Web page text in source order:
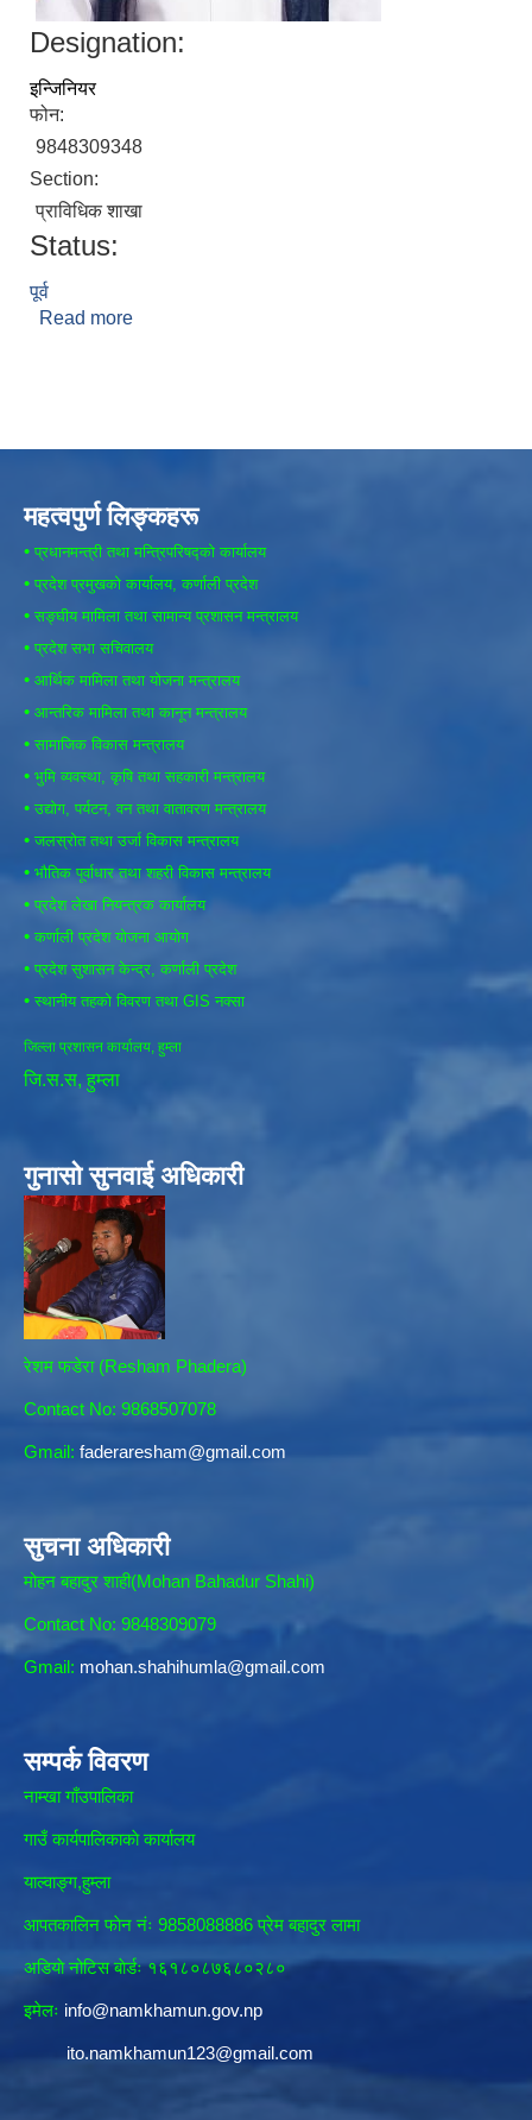
Designation:
इन्जिनियर
फोन:
9848309348
Section:
प्राविधिक शाखा
Status:
पूर्व
Read more
महत्वपुर्ण लिङ्कहरू
• प्रधानमन्त्री तथा मन्त्रिपरिषद्को कार्यालय
• प्रदेश प्रमुखको कार्यालय, कर्णाली प्रदेश
• सङ्घीय मामिला तथा सामान्य प्रशासन मन्त्रालय
• प्रदेश सभा सचिवालय
• आर्थिक मामिला तथा योजना मन्त्रालय
• आन्तरिक मामिला तथा कानून मन्त्रालय
• सामाजिक विकास मन्त्रालय
• भुमि व्यवस्था, कृषि तथा सहकारी मन्त्रालय
• उद्योग, पर्यटन, वन तथा वातावरण मन्त्रालय
• जलस्रोत तथा उर्जा विकास मन्त्रालय
• भौतिक पूर्वाधार तथा शहरी विकास मन्त्रालय
• प्रदेश लेखा नियन्त्रक कार्यालय
• कर्णाली प्रदेश योजना आयोग
• प्रदेश सुशासन केन्द्र, कर्णाली प्रदेश
• स्थानीय तहको विवरण तथा GIS नक्सा
जिल्ला प्रशासन कार्यालय, हुम्ला
जि.स.स, हुम्ला
गुनासो सुनवाई अधिकारी
रेशम फडेरा (Resham Phadera)
Contact No: 9868507078
Gmail: faderaresham@gmail.com
सुचना अधिकारी
मोहन बहादुर शाही(Mohan Bahadur Shahi)
Contact No: 9848309079
Gmail: mohan.shahihumla@gmail.com
सम्पर्क विवरण
नाम्खा गाँउपालिका
गाउँ कार्यपालिकाकाे कार्यालय
याल्वाङ्ग,हुम्ला
आपतकालिन फाेन नंः 9858088886 प्रेम बहादुर लामा
अडियाे नोटिस बाेर्डः १६१८०८७६८०२८०
इमेलः info@namkhamun.gov.np
ito.namkhamun123@gmail.com